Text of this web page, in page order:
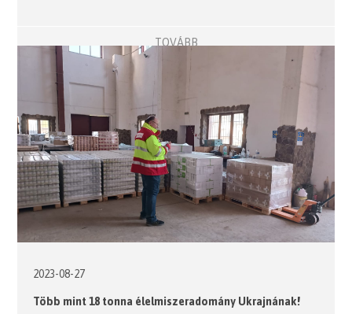
TOVÁBB
2023-08-27
Több mint 18 tonna élelmiszeradomány Ukrajnának!